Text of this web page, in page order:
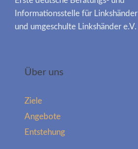
Informationsstelle für Linkshänder
und umgeschulte Linkshänder e.V.
Über uns
Ziele
Angebote
Entstehung